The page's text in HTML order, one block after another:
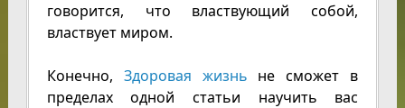
говорится, что властвующий собой,
властвует миром.
Конечно, Здоровая жизнь не сможет в
пределах одной статьи научить вас